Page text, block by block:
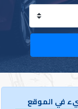
في الموقع